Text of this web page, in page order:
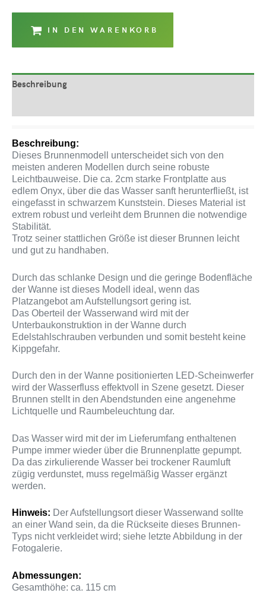
IN DEN WARENKORB
Beschreibung
Beschreibung:
Dieses Brunnenmodell unterscheidet sich von den
meisten anderen Modellen durch seine robuste
Leichtbauweise. Die ca. 2cm starke Frontplatte aus
edlem Onyx, über die das Wasser sanft herunterfließt, ist
eingefasst in schwarzem Kunststein. Dieses Material ist
extrem robust und verleiht dem Brunnen die notwendige
Stabilität.
Trotz seiner stattlichen Größe ist dieser Brunnen leicht
und gut zu handhaben.
Durch das schlanke Design und die geringe Bodenfläche
der Wanne ist dieses Modell ideal, wenn das
Platzangebot am Aufstellungsort gering ist.
Das Oberteil der Wasserwand wird mit der
Unterbaukonstruktion in der Wanne durch
Edelstahlschrauben verbunden und somit besteht keine
Kippgefahr.
Durch den in der Wanne positionierten LED-Scheinwerfer
wird der Wasserfluss effektvoll in Szene gesetzt. Dieser
Brunnen stellt in den Abendstunden eine angenehme
Lichtquelle und Raumbeleuchtung dar.
Das Wasser wird mit der im Lieferumfang enthaltenen
Pumpe immer wieder über die Brunnenplatte gepumpt.
Da das zirkulierende Wasser bei trockener Raumluft
zügig verdunstet, muss regelmäßig Wasser ergänzt
werden.
Hinweis: Der Aufstellungsort dieser Wasserwand sollte
an einer Wand sein, da die Rückseite dieses Brunnen-
Typs nicht verkleidet wird; siehe letzte Abbildung in der
Fotogalerie.
Abmessungen:
Gesamthöhe: ca. 115 cm